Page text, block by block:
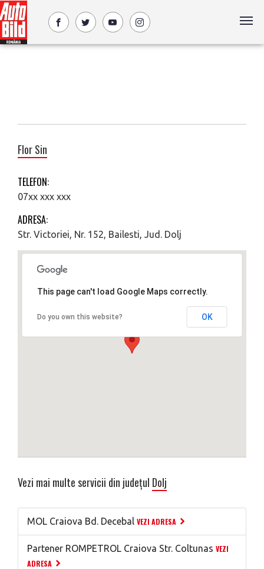
Flor Sin
TELEFON:
07xx xxx xxx
ADRESA:
Str. Victoriei, Nr. 152, Bailesti, Jud. Dolj
This page can't load Google Maps correctly.
Do you own this website? OK
Vezi mai multe servicii din județul Dolj
MOL Craiova Bd. Decebal VEZI ADRESA
Partener ROMPETROL Craiova Str. Coltunas VEZI
ADRESA